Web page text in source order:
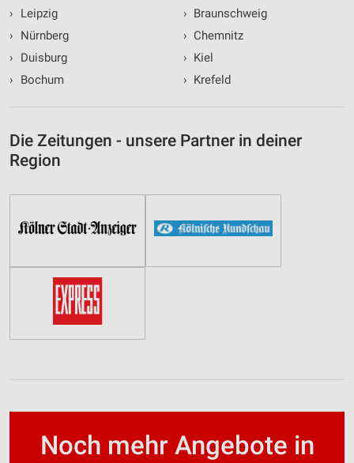
›
Leipzig
›
Nürnberg
›
Duisburg
›
Bochum
› Braunschweig
› Chemnitz
› Kiel
› Krefeld
Die Zeitungen - unsere Partner in deiner
Region
Noch mehr Angebote in